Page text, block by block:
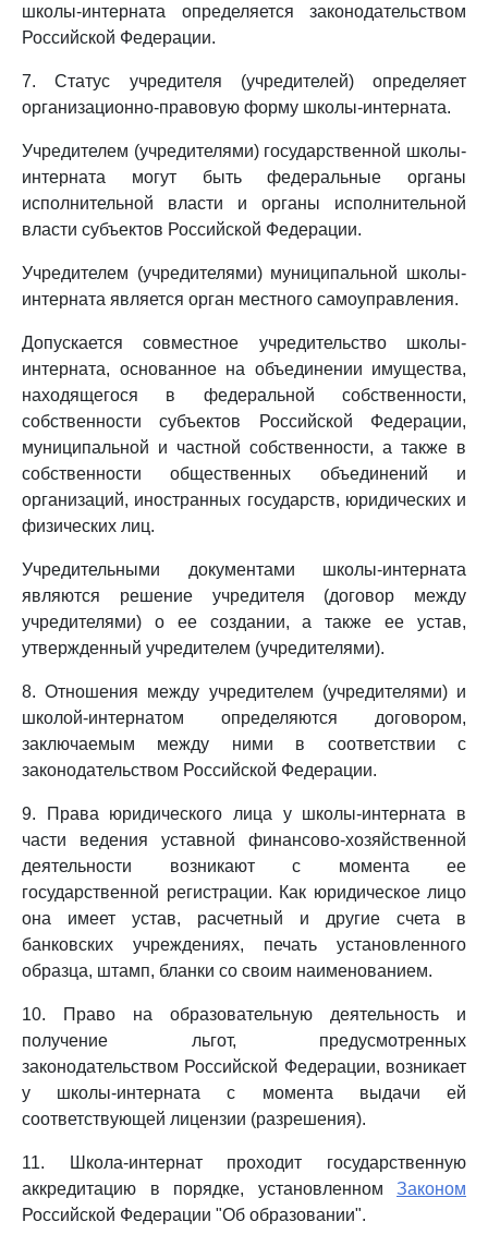
школы-интерната определяется законодательством
Российской Федерации.
7. Статус учредителя (учредителей) определяет
организационно-правовую форму школы-интерната.
Учредителем (учредителями) государственной школы-
интерната могут быть федеральные органы
исполнительной власти и органы исполнительной
власти субъектов Российской Федерации.
Учредителем (учредителями) муниципальной школы-
интерната является орган местного самоуправления.
Допускается совместное учредительство школы-
интерната, основанное на объединении имущества,
находящегося в федеральной собственности,
собственности субъектов Российской Федерации,
муниципальной и частной собственности, а также в
собственности общественных объединений и
организаций, иностранных государств, юридических и
физических лиц.
Учредительными документами школы-интерната
являются решение учредителя (договор между
учредителями) о ее создании, а также ее устав,
утвержденный учредителем (учредителями).
8. Отношения между учредителем (учредителями) и
школой-интернатом определяются договором,
заключаемым между ними в соответствии с
законодательством Российской Федерации.
9. Права юридического лица у школы-интерната в
части ведения уставной финансово-хозяйственной
деятельности возникают с момента ее
государственной регистрации. Как юридическое лицо
она имеет устав, расчетный и другие счета в
банковских учреждениях, печать установленного
образца, штамп, бланки со своим наименованием.
10. Право на образовательную деятельность и
получение льгот, предусмотренных
законодательством Российской Федерации, возникает
у школы-интерната с момента выдачи ей
соответствующей лицензии (разрешения).
11. Школа-интернат проходит государственную
аккредитацию в порядке, установленном Законом
Российской Федерации "Об образовании".